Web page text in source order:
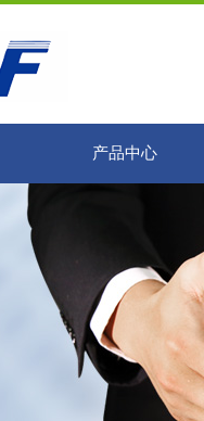
产品中心